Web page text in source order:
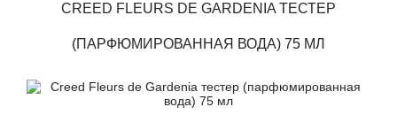
CREED FLEURS DE GARDENIA ТЕСТЕР
(ПАРФЮМИРОВАННАЯ ВОДА) 75 МЛ
27 87 Perfumes
Доставка
Рассылка новостей